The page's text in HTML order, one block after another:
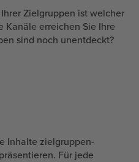
Zielgruppen ist welcher
Kanäle erreichen Sie Ihre
sind noch unentdeckt?
Inhalte zielgruppen-
Für jede